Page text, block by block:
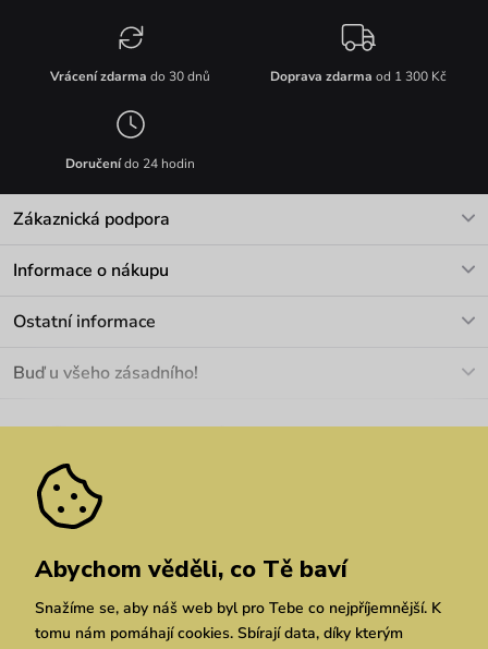
Vrácení zdarma do 30 dnů Doprava zdarma od 1 300 Kč
Doručenído 24 hodin
Zákaznická podpora
Informace o nákupu
Materiály a údržba
Pozáruční opravy
Ostatní informace
Velkoobchod
We Care
Dárkové poukazy
Vuchlook
Prodejny
Praha Brno Chrudim
Buď u všeho zásadního!
Zásady ochrany osobních údajů
Abychom věděli, co Tě baví
Snažíme se, aby náš web byl pro Tebe co nejpříjemnější. K
tomu nám pomáhají cookies. Sbírají data, díky kterým